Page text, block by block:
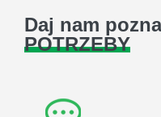
Daj nam
POTRZEBY